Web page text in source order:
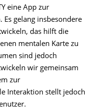
eine App zur
gelang insbesondere
das hilft die
mentalen Karte zu
sind jedoch
wir gemeinsam
zur
Interaktion stellt jedoch